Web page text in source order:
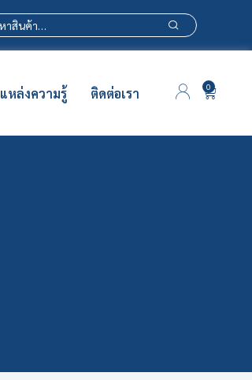
0
แหล่งความรู้ ติดต่อเรา